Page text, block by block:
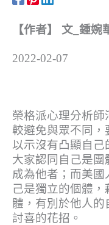
【作者】 文_鍾
2022-02-07
榮格派心理分析
較避免與眾不同，
以示沒有凸顯自
大家認同自己是
成為他者；而美國
己是獨立的個體，
體，有別於他人
討喜的花招。